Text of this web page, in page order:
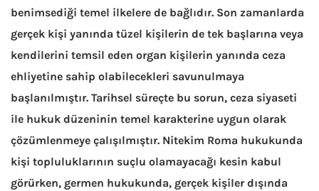
benimsediği temel ilkelere de bağlıdır. Son zamanlarda
gerçek kişi yanında tüzel kişilerin de tek başlarına veya
kendilerini temsil eden organ kişilerin yanında ceza
ehliyetine sahip olabilecekleri savunulmaya
başlanılmıştır. Tarihsel süreçte bu sorun, ceza siyaseti
ile hukuk düzeninin temel karakterine uygun olarak
çözümlenmeye çalışılmıştır. Nitekim Roma hukukunda
kişi topluluklarının suçlu olamayacağı kesin kabul
görürken, germen hukukunda, gerçek kişiler dışında